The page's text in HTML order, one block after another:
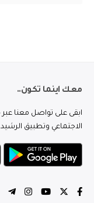
معك اينما تكون..
ابقى على تواصل معنا
الاجتماعي وتطبيق